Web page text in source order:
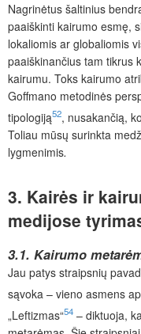
Nagrinėtus šaltinius
paaiškinti kairumo esmę,
lokaliomis ar globaliomis
paaiškinančius tam tikrus
kairumu. Toks kairumo
Goffmano metodinės
tipologiją52, nusakančią,
Toliau mūsų surinkta
lygmenimis.
3. Kairės ir
medijose
3.1. Kairumo
Jau patys straipsnių
sąvoka – vieno asmens
„Leftizmas“54 – diktuoja,